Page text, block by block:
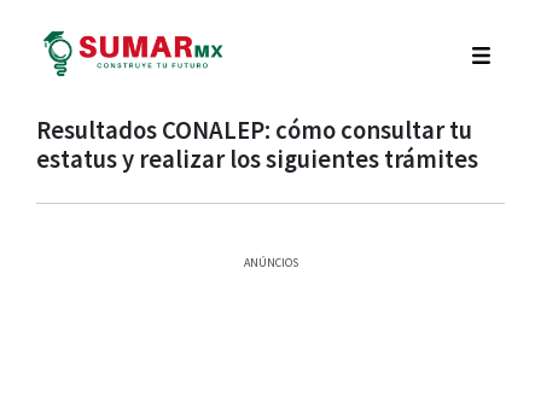
Resultados CONALEP: cómo consultar tu
estatus y realizar los siguientes trámites
ANÚNCIOS